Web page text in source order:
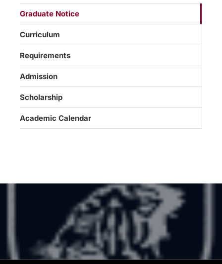
Graduate Notice
Curriculum
Requirements
Admission
Scholarship
Academic Calendar